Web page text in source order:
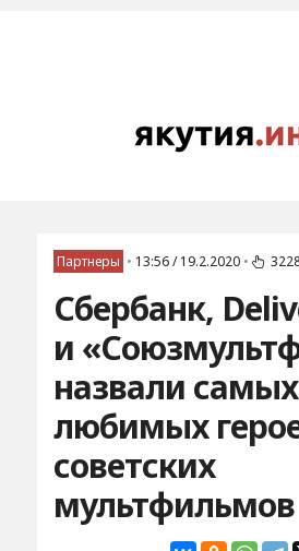
Партнеры • 13:56 / 19.2.2020 •
Сбербанк,
и
назвали самых
любимых
советских
мультфильмов